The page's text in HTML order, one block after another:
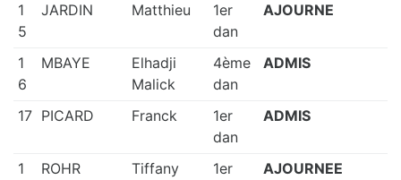
1
5
JARDIN Matthieu
1er
dan
AJOURNE
1
6
MBAYE
Elhadji
Malick
4ème
dan
ADMIS
17 PICARD Franck
1er
dan
ADMIS
1
ROHR
Tiffany
1er
AJOURNEE